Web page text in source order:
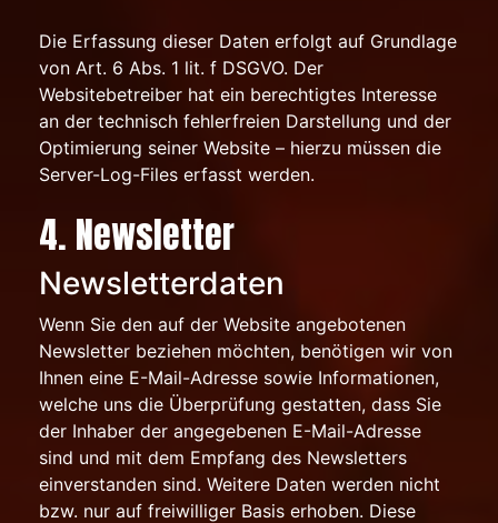
Die Erfassung dieser Daten erfolgt auf Grundlage
von Art. 6 Abs. 1 lit. f DSGVO. Der
Websitebetreiber hat ein berechtigtes Interesse
an der technisch fehlerfreien Darstellung und der
Optimierung seiner Website – hierzu müssen die
Server-Log-Files erfasst werden.
4. Newsletter
Newsletterdaten
Wenn Sie den auf der Website angebotenen
Newsletter beziehen möchten, benötigen wir von
Ihnen eine E-Mail-Adresse sowie Informationen,
welche uns die Überprüfung gestatten, dass Sie
der Inhaber der angegebenen E-Mail-Adresse
sind und mit dem Empfang des Newsletters
einverstanden sind. Weitere Daten werden nicht
bzw. nur auf freiwilliger Basis erhoben. Diese